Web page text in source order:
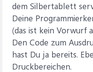
dem Silbertablett
Deine
(das ist kein Vorwurf
Den Code zum
hast Du ja bereits.
Druckbereichen.